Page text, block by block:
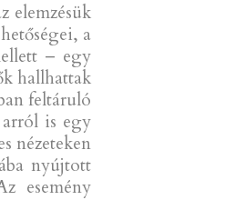
elemzésük
a
– egy
hallhattak
feltáruló
is egy
nézeteken
nyújtott
esemény